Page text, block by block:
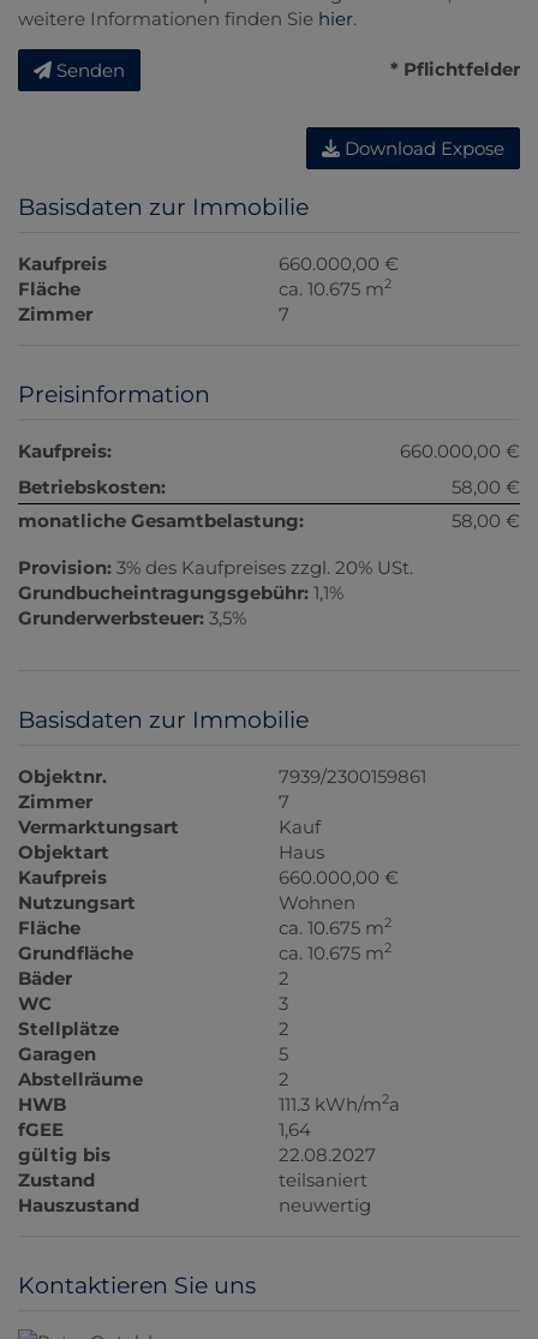
weitere Informationen finden Sie hier.
Senden * Pflichtfelder
Download Expose
Basisdaten zur Immobilie
Kaufpreis
660.000,00 €
Fläche
ca. 10.675 m2
Zimmer 7
Preisinformation
Kaufpreis:
660.000,00 €
Betriebskosten:
58,00 €
monatliche Gesamtbelastung:
58,00 €
Provision: 3% des Kaufpreises zzgl. 20% USt.
Grundbucheintragungsgebühr: 1,1%
Grunderwerbsteuer: 3,5%
Basisdaten zur Immobilie
Objektnr.
7939/2300159861
Zimmer
7
Vermarktungsart
Kauf
Objektart
Haus
Kaufpreis
660.000,00 €
Nutzungsart
Wohnen
Fläche
ca. 10.675 m2
Grundfläche ca. 10.675 m2
Bäder
2
WC
3
Stellplätze
2
Garagen
5
Abstellräume
2
HWB
111.3 kWh/m2a
fGEE
1,64
gültig bis
22.08.2027
Zustand
teilsaniert
Hauszustand
neuwertig
Kontaktieren Sie uns